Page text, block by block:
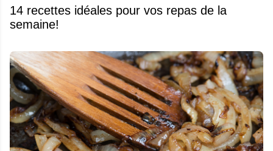
14 recettes idéales pour vos repas de la
semaine!